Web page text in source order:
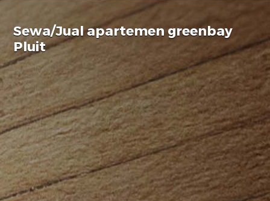
Sewa/Jual apartemen greenbay
Pluit